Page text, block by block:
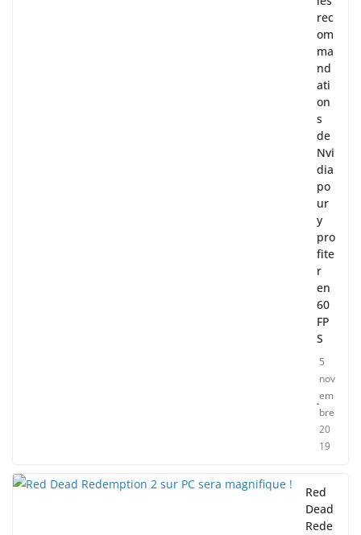
rec
om
ma
nd
ati
on
s
de
Nvi
dia
po
ur
y
pro
fite
r
en
60
FP
S
5
nov
em
bre
20
19
Red
Dead
Rede